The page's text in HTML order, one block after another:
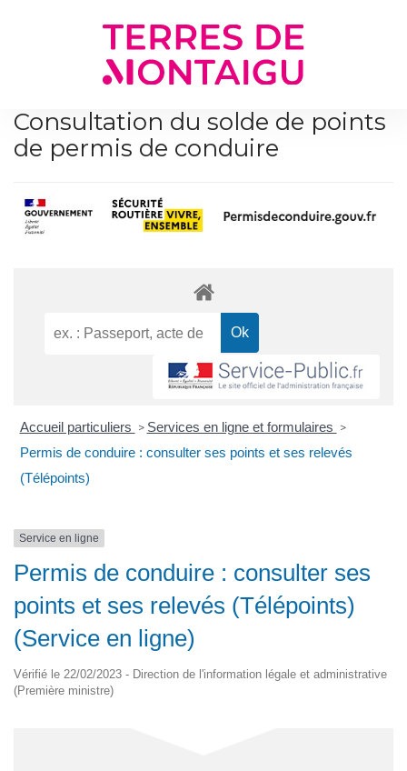
Consultation du solde de points
de permis de conduire
Accueil particuliers > Services en ligne et formulaires >
Permis de conduire : consulter ses points et ses relevés
(Télépoints)
Service en ligne
Permis de conduire : consulter ses
points et ses relevés (Télépoints)
(Service en ligne)
Vérifié le 22/02/2023 - Direction de l'information légale et administrative
(Première ministre)